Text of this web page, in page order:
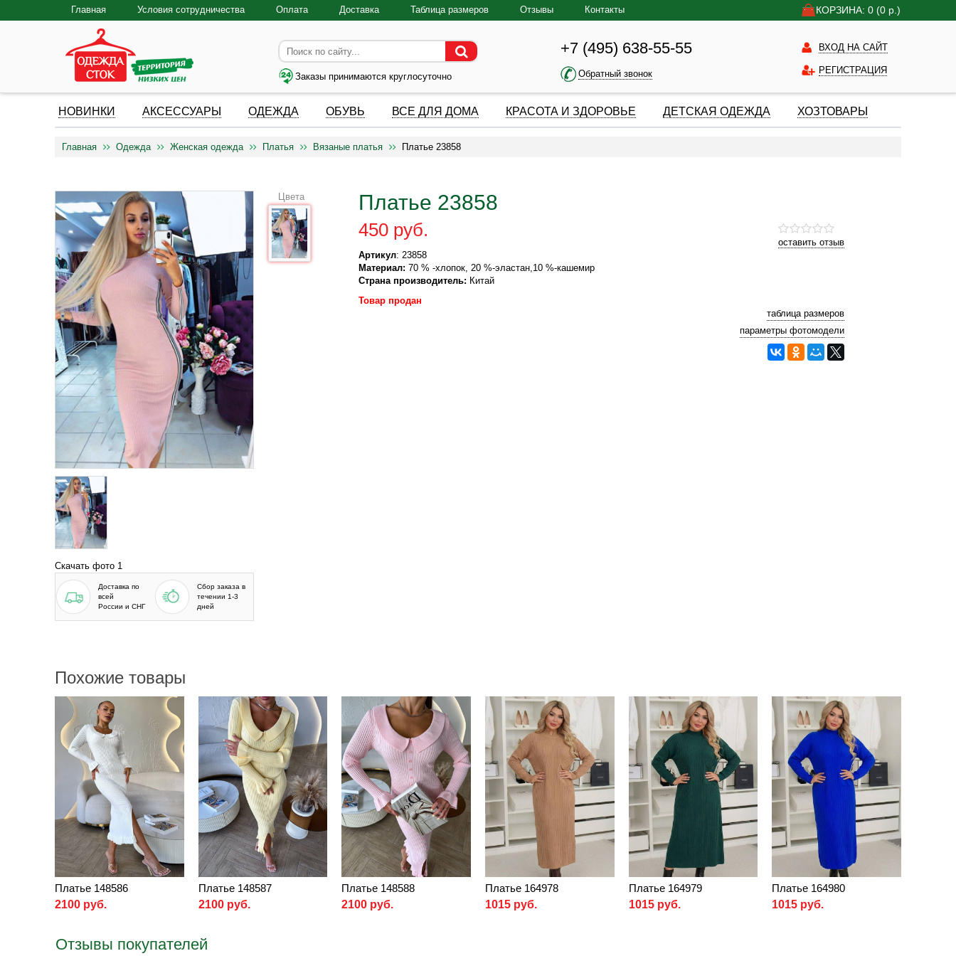
КОРЗИНА: 0 (0 р.)
Главная Условия сотрудничества Оплата Доставка Таблица размеров Отзывы Контакты
Заказы принимаются круглосуточно
+7 (495) 638-55-55
Обратный звонок
ВХОД НА САЙТ
РЕГИСТРАЦИЯ
НОВИНКИ АКСЕССУАРЫ ОДЕЖДА ОБУВЬ ВСЕ ДЛЯ ДОМА КРАСОТА И ЗДОРОВЬЕ ДЕТСКАЯ ОДЕЖДА ХОЗТОВАРЫ
Главная Одежда Женская одежда Платья Вязаные платья Платье 23858
Скачать фото 1
Доставка по
всей
России и СНГ
Сбор заказа в
течении 1-3
дней
Платье 23858
оставить отзыв
450 руб.
Артикул: 23858
Материал: 70 % -хлопок, 20 %-эластан,10 %-кашемир
Страна производитель: Китай
Цвета
Товар продан
таблица размеров
параметры фотомодели
Похожие товары
Платье 148586
2100 руб.
Платье 148587
2100 руб.
Платье 148588
2100 руб.
Платье 164978
1015 руб.
Платье 164979
1015 руб.
Платье 164980
1015 руб.
Отзывы покупателей